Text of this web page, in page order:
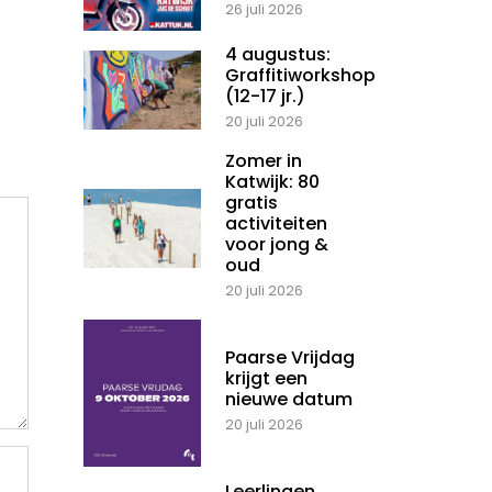
26 juli 2026
4 augustus:
Graffitiworkshop
(12-17 jr.)
20 juli 2026
Zomer in
Katwijk: 80
gratis
activiteiten
voor jong &
oud
20 juli 2026
Paarse Vrijdag
krijgt een
nieuwe datum
20 juli 2026